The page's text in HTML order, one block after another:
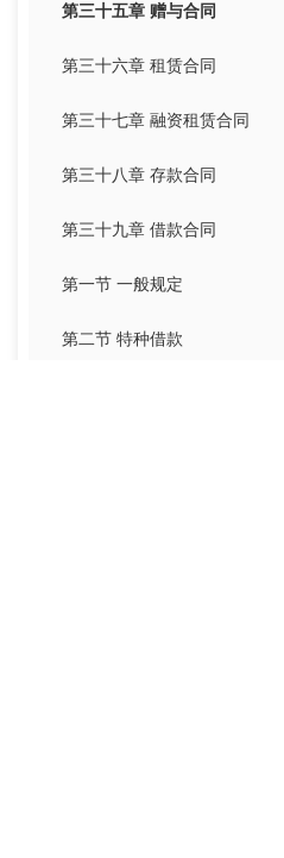
第三十五章 赠与合同
第三十六章 租赁合同
第三十七章 融资租赁合同
第三十八章 存款合同
第三十九章 借款合同
第一节 一般规定
第二节 特种借款